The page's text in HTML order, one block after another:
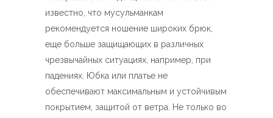
известно, что мусульманкам
рекомендуется ношение широких брюк,
еще больше защищающих в различных
чрезвычайных ситуациях, например, при
падениях. Юбка или платье не
обеспечивают максимальным и устойчивым
покрытием, защитой от ветра. Не только во